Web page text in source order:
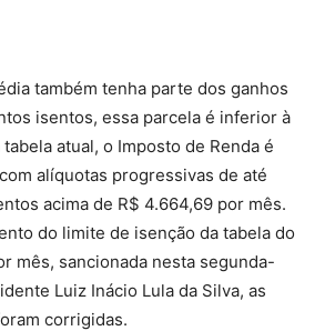
também tenha parte dos ganhos
isentos, essa parcela é inferior à
atual, o Imposto de Renda é
alíquotas progressivas de até
acima de R$ 4.664,69 por mês.
do limite de isenção da tabela do
mês, sancionada nesta segunda-
Luiz Inácio Lula da Silva, as
corrigidas.